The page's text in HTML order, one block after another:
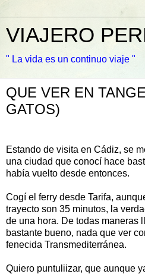
VIAJERO
" La vida es un continuo viaje "
QUE VER EN
GATOS)
Estando de visita en Cádiz, se
una ciudad que conocí hace
había vuelto desde entonces.
Cogí el ferry desde Tarifa,
trayecto son 35 minutos, la
de una hora. De todas maneras
bastante bueno, nada que ver
fenecida Transmediterránea.
Quiero puntuliizar, que aunque